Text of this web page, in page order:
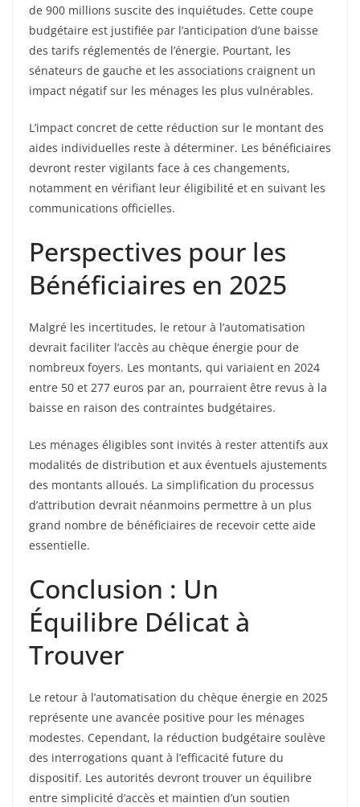
de 900 millions suscite des inquiétudes. Cette coupe
budgétaire est justifiée par l’anticipation d’une baisse
des tarifs réglementés de l’énergie. Pourtant, les
sénateurs de gauche et les associations craignent un
impact négatif sur les ménages les plus vulnérables.
L’impact concret de cette réduction sur le montant des
aides individuelles reste à déterminer. Les bénéficiaires
devront rester vigilants face à ces changements,
notamment en vérifiant leur éligibilité et en suivant les
communications officielles.
Perspectives pour les
Bénéficiaires en 2025
Malgré les incertitudes, le retour à l’automatisation
devrait faciliter l’accès au chèque énergie pour de
nombreux foyers. Les montants, qui variaient en 2024
entre 50 et 277 euros par an, pourraient être revus à la
baisse en raison des contraintes budgétaires.
Les ménages éligibles sont invités à rester attentifs aux
modalités de distribution et aux éventuels ajustements
des montants alloués. La simplification du processus
d’attribution devrait néanmoins permettre à un plus
grand nombre de bénéficiaires de recevoir cette aide
essentielle.
Conclusion : Un
Équilibre Délicat à
Trouver
Le retour à l’automatisation du chèque énergie en 2025
représente une avancée positive pour les ménages
modestes. Cependant, la réduction budgétaire soulève
des interrogations quant à l’efficacité future du
dispositif. Les autorités devront trouver un équilibre
entre simplicité d’accès et maintien d’un soutien